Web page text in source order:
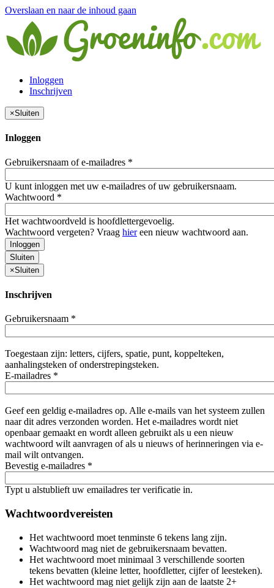
Overslaan en naar de inhoud gaan
Inloggen
Inschrijven
×Sluiten
Inloggen
Gebruikersnaam of e-mailadres *
U kunt inloggen met uw e-mailadres of uw gebruikersnaam.
Wachtwoord *
Het wachtwoordveld is hoofdlettergevoelig.
Wachtwoord vergeten? Vraag hiereen nieuw wachtwoord aan.
Inloggen
Sluiten
×Sluiten
Inschrijven
Gebruikersnaam *
Toegestaan zijn: letters, cijfers, spatie, punt, koppelteken,
aanhalingsteken of onderstrepingsteken.
E-mailadres *
Geef een geldig e-mailadres op. Alle e-mails van het systeem zullen
naar dit adres verzonden worden. Het e-mailadres wordt niet
openbaar gemaakt en wordt alleen gebruikt als u een nieuw
wachtwoord wilt aanvragen of als u nieuws of herinneringen via e-
mail wilt ontvangen.
Bevestig e-mailadres *
Typt u alstublieft uw emailadres ter verificatie in.
Wachtwoordvereisten
Het wachtwoord moet tenminste 6 tekens lang zijn.
Wachtwoord mag niet de gebruikersnaam bevatten.
Het wachtwoord moet minimaal 3 verschillende soorten
tekens bevatten (kleine letter, hoofdletter, cijfer of leesteken).
Het wachtwoord mag niet gelijk zijn aan de laatste 2+